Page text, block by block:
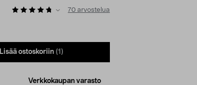
70 arvostelua
Lisää ostoskoriin (1)
Verkkokaupan varasto